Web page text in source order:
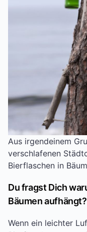
Aus irgendeinem
verschlafenen
Bierflaschen in
Du fragst Dich
Bäumen aufhängt?
Wenn ein leichter